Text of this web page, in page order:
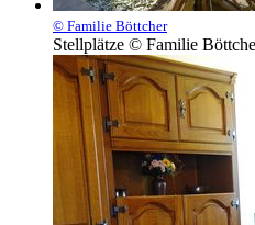
© Familie Böttcher
Stellplätze © Familie